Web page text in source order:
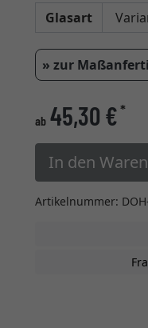
Glasart
» zur
ab 45,30 €*
In den
Artikelnummer: